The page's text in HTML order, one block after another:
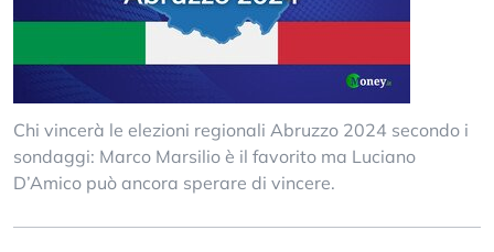
Chi vincerà le elezioni regionali Abruzzo 2024 secondo i
sondaggi: Marco Marsilio è il favorito ma Luciano
D’Amico può ancora sperare di vincere.